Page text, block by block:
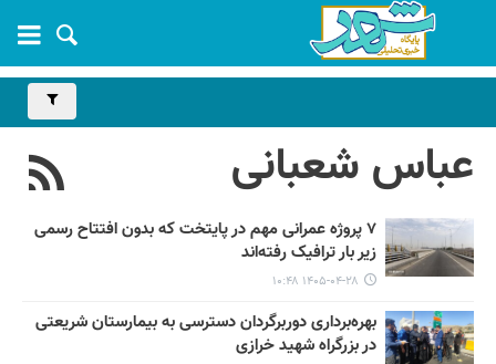
عباس شعبانی
۷ پروژه عمرانی مهم در پایتخت که بدون افتتاح رسمی
زیر بار ترافیک رفته‌اند
۱۴۰۵-۰۴-۲۸ ۱۰:۴۸
بهره‌برداری دوربرگردان دسترسی به بیمارستان شریعتی
در بزرگراه شهید خرازی